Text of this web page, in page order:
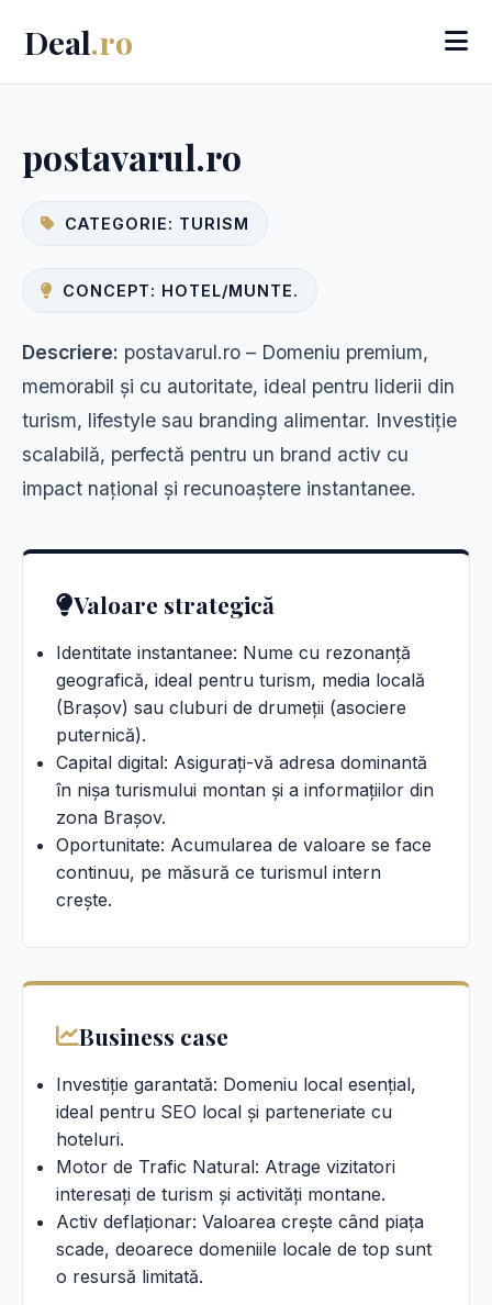
Deal.ro
postavarul.ro
CATEGORIE: TURISM
CONCEPT: HOTEL/MUNTE.
Descriere: postavarul.ro – Domeniu premium,
memorabil și cu autoritate, ideal pentru liderii din
turism, lifestyle sau branding alimentar. Investiție
scalabilă, perfectă pentru un brand activ cu
impact național și recunoaștere instantanee.
Valoare strategică
Identitate instantanee: Nume cu rezonanță
geografică, ideal pentru turism, media locală
(Brașov) sau cluburi de drumeții (asociere
puternică).
Capital digital: Asigurați-vă adresa dominantă
în nișa turismului montan și a informațiilor din
zona Brașov.
Oportunitate: Acumularea de valoare se face
continuu, pe măsură ce turismul intern
crește.
Business case
Investiție garantată: Domeniu local esențial,
ideal pentru SEO local și parteneriate cu
hoteluri.
Motor de Trafic Natural: Atrage vizitatori
interesați de turism și activități montane.
Activ deflaționar: Valoarea crește când piața
scade, deoarece domeniile locale de top sunt
o resursă limitată.